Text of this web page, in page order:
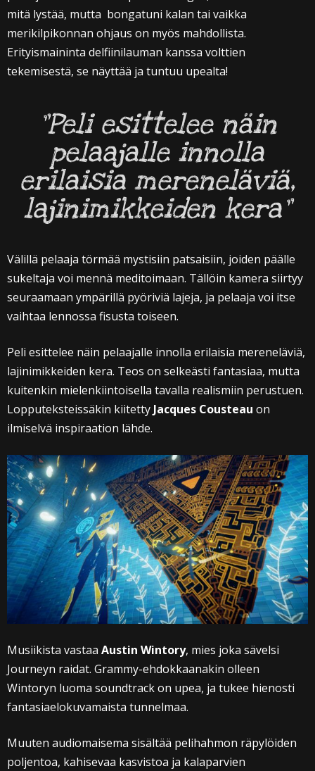
mitä lystää, mutta bongatuni kalan tai vaikka
merikilpikonnan ohjaus on myös mahdollista.
Erityismaininta delfiinilauman kanssa volttien
tekemisestä, se näyttää ja tuntuu upealta!
”Peli esittelee näin
pelaajalle innolla
erilaisia mereneläviä,
lajinimikkeiden kera”
Välillä pelaaja törmää mystisiin patsaisiin, joiden päälle
sukeltaja voi mennä meditoimaan. Tällöin kamera siirtyy
seuraamaan ympärillä pyöriviä lajeja, ja pelaaja voi itse
vaihtaa lennossa fisusta toiseen.
Peli esittelee näin pelaajalle innolla erilaisia mereneläviä,
lajinimikkeiden kera. Teos on selkeästi fantasiaa, mutta
kuitenkin mielenkiintoisella tavalla realismiin perustuen.
Lopputeksteissäkin kiitetty Jacques Cousteau on
ilmiselvä inspiraation lähde.
Musiikista vastaa Austin Wintory, mies joka sävelsi
Journeyn raidat. Grammy-ehdokkaanakin olleen
Wintoryn luoma soundtrack on upea, ja tukee hienosti
fantasiaelokuvamaista tunnelmaa.
Muuten audiomaisema sisältää pelihahmon räpylöiden
poljentoa, kahisevaa kasvistoa ja kalaparvien